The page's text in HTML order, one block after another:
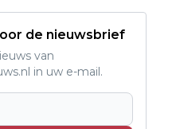
de nieuwsbrief
van
in uw e-mail.